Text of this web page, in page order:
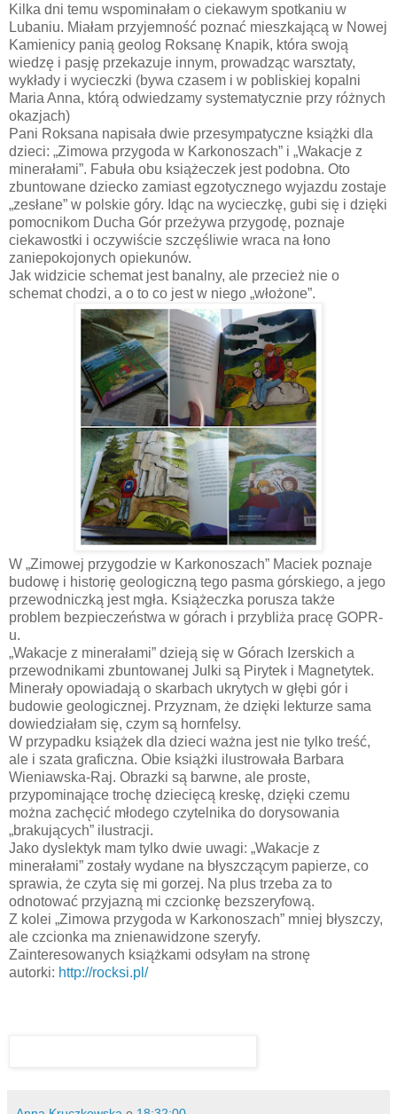
Kilka dni temu wspominałam o ciekawym spotkaniu w
Lubaniu. Miałam przyjemność poznać mieszkającą w Nowej
Kamienicy panią geolog Roksanę Knapik, która swoją
wiedzę i pasję przekazuje innym, prowadząc warsztaty,
wykłady i wycieczki (bywa czasem i w pobliskiej kopalni
Maria Anna, którą odwiedzamy systematycznie przy różnych
okazjach)
Pani Roksana napisała dwie przesympatyczne książki dla
dzieci: „Zimowa przygoda w Karkonoszach” i „Wakacje z
minerałami”. Fabuła obu książeczek jest podobna. Oto
zbuntowane dziecko zamiast egzotycznego wyjazdu zostaje
„zesłane” w polskie góry. Idąc na wycieczkę, gubi się i dzięki
pomocnikom Ducha Gór przeżywa przygodę, poznaje
ciekawostki i oczywiście szczęśliwie wraca na łono
zaniepokojonych opiekunów.
Jak widzicie schemat jest banalny, ale przecież nie o
schemat chodzi, a o to co jest w niego „włożone”.
W „Zimowej przygodzie w Karkonoszach” Maciek poznaje
budowę i historię geologiczną tego pasma górskiego, a jego
przewodniczką jest mgła. Książeczka porusza także
problem bezpieczeństwa w górach i przybliża pracę GOPR-
u.
„Wakacje z minerałami” dzieją się w Górach Izerskich a
przewodnikami zbuntowanej Julki są Pirytek i Magnetytek.
Minerały opowiadają o skarbach ukrytych w głębi gór i
budowie geologicznej. Przyznam, że dzięki lekturze sama
dowiedziałam się, czym są hornfelsy.
W przypadku książek dla dzieci ważna jest nie tylko treść,
ale i szata graficzna. Obie książki ilustrowała Barbara
Wieniawska-Raj. Obrazki są barwne, ale proste,
przypominające trochę dziecięcą kreskę, dzięki czemu
można zachęcić młodego czytelnika do dorysowania
„brakujących” ilustracji.
Jako dyslektyk mam tylko dwie uwagi: „Wakacje z
minerałami” zostały wydane na błyszczącym papierze, co
sprawia, że czyta się mi gorzej. Na plus trzeba za to
odnotować przyjazną mi czcionkę bezszeryfową.
Z kolei „Zimowa przygoda w Karkonoszach” mniej błyszczy,
ale czcionka ma znienawidzone szeryfy.
Zainteresowanych książkami odsyłam na stronę
autorki: http://rocksi.pl/